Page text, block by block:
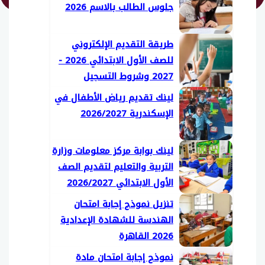
جلوس الطالب بالاسم 2026
طريقة التقديم الإلكتروني
للصف الأول الابتدائي 2026 -
2027 وشروط التسجيل
لينك تقديم رياض الأطفال في
الإسكندرية 2026/2027
لينك بوابة مركز معلومات وزارة
التربية والتعليم لتقديم الصف
الأول الابتدائي 2026/2027
تنزيل نموذج إجابة امتحان
الهندسة للشهادة الإعدادية
2026 القاهرة
نموذج إجابة امتحان مادة